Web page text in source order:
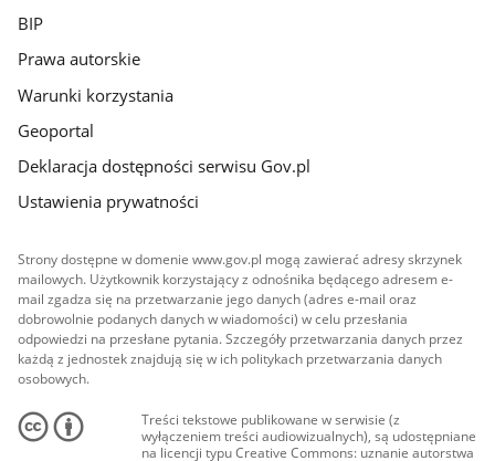
BIP
Prawa autorskie
Warunki korzystania
Geoportal
Deklaracja dostępności serwisu Gov.pl
Ustawienia prywatności
Strony dostępne w domenie www.gov.pl mogą zawierać adresy skrzynek
mailowych. Użytkownik korzystający z odnośnika będącego adresem e-
mail zgadza się na przetwarzanie jego danych (adres e-mail oraz
dobrowolnie podanych danych w wiadomości) w celu przesłania
odpowiedzi na przesłane pytania. Szczegóły przetwarzania danych przez
każdą z jednostek znajdują się w ich politykach przetwarzania danych
osobowych.
Treści tekstowe publikowane w serwisie (z
wyłączeniem treści audiowizualnych), są udostępniane
na licencji typu Creative Commons: uznanie autorstwa